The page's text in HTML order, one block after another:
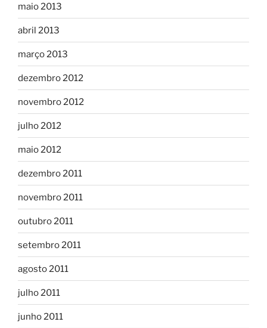
maio 2013
abril 2013
março 2013
dezembro 2012
novembro 2012
julho 2012
maio 2012
dezembro 2011
novembro 2011
outubro 2011
setembro 2011
agosto 2011
julho 2011
junho 2011